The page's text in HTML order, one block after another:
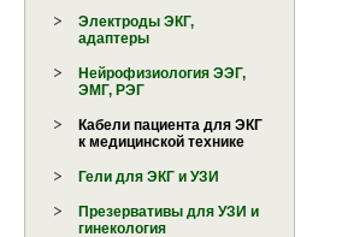
Электроды ЭКГ,
адаптеры
Нейрофизиология ЭЭГ,
ЭМГ, РЭГ
Кабели пациента для ЭКГ
к медицинской технике
Гели для ЭКГ и УЗИ
Презервативы для УЗИ и
гинекология